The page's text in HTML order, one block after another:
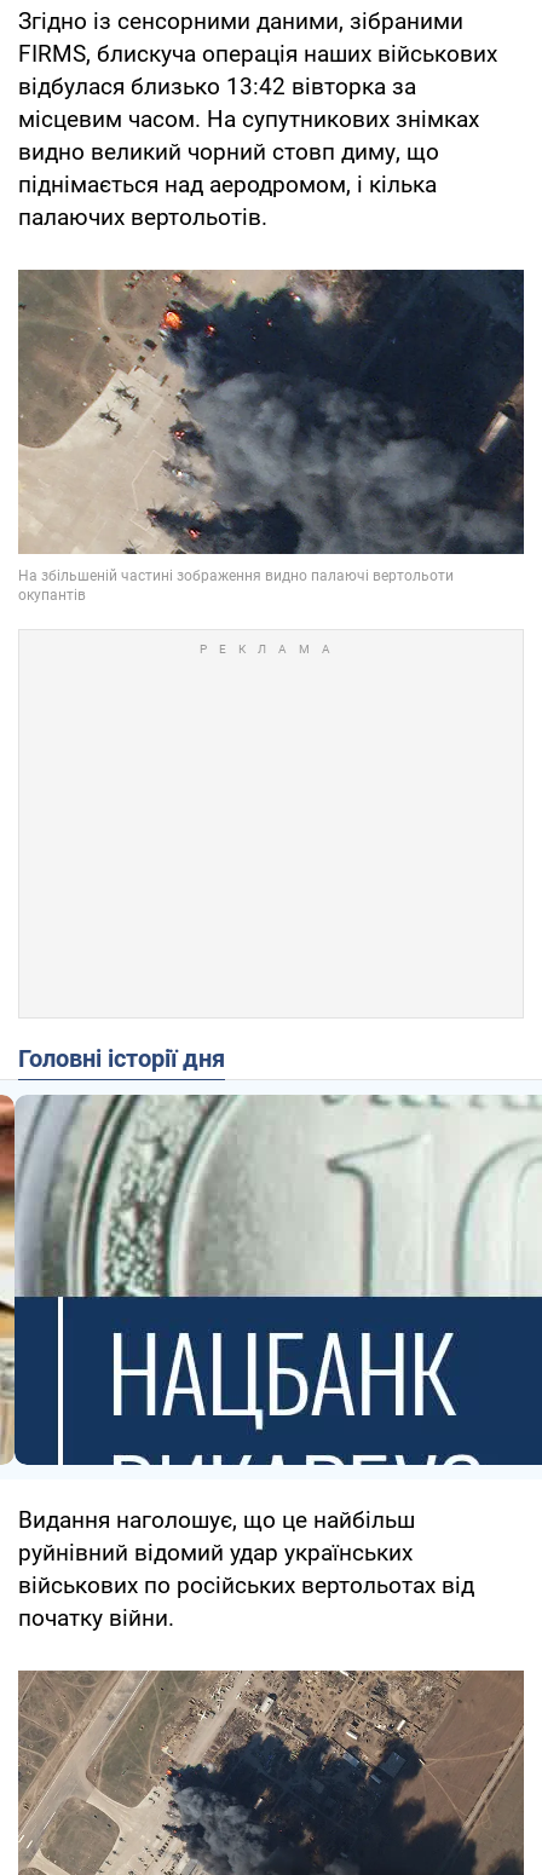
Згідно із сенсорними даними, зібраними
FIRMS, блискуча операція наших військових
відбулася близько 13:42 вівторка за
місцевим часом. На супутникових знімках
видно великий чорний стовп диму, що
піднімається над аеродромом, і кілька
палаючих вертольотів.
Головні історії дня
Видання наголошує, що це найбільш
руйнівний відомий удар українських
військових по російських вертольотах від
початку війни.